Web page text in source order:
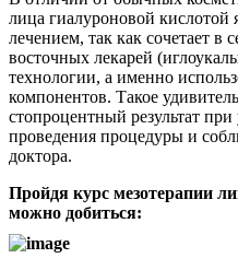
лица гиалуроновой кислотой
лечением, так как сочетает в
восточных лекарей
технологии, а именно
компонентов. Такое
стопроцентный результат
проведения процедуры и
доктора.
Пройдя курс мезотерапии
можно добиться: